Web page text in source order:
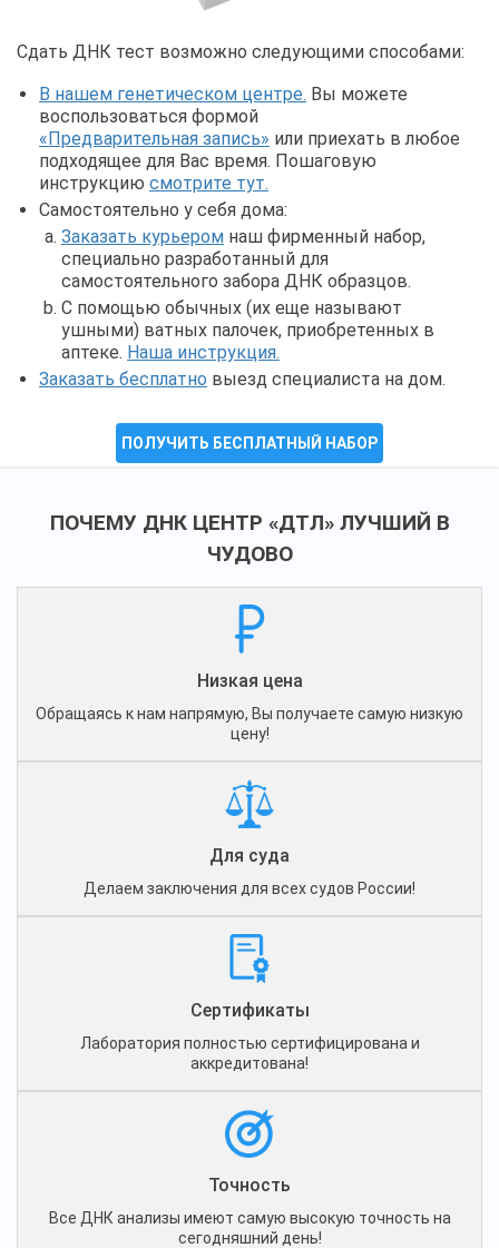
Сдать ДНК тест возможно следующими способами:
В нашем генетическом центре. Вы можете
воспользоваться формой
«Предварительная запись» или приехать в любое
подходящее для Вас время. Пошаговую
инструкцию смотрите тут.
Самостоятельно у себя дома:
Заказать курьером наш фирменный набор,
специально разработанный для
самостоятельного забора ДНК образцов.
С помощью обычных (их еще называют
ушными) ватных палочек, приобретенных в
аптеке. Наша инструкция.
Заказать бесплатно выезд специалиста на дом.
ПОЛУЧИТЬ БЕСПЛАТНЫЙ НАБОР
ПОЧЕМУ ДНК ЦЕНТР «ДТЛ» ЛУЧШИЙ В
ЧУДОВО
Низкая цена
Обращаясь к нам напрямую, Вы получаете самую низкую
цену!
Для суда
Делаем заключения для всех судов России!
Сертификаты
Лаборатория полностью сертифицирована и
аккредитована!
Точность
Все ДНК анализы имеют самую высокую точность на
сегодняшний день!